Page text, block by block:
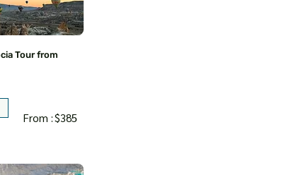
Tour from
From :$385